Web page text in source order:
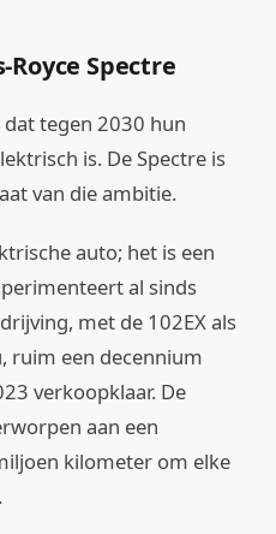
Spectre
dat tegen 2030 hun
is. De Spectre is
van die ambitie.
auto; het is een
al sinds
met de 102EX als
ruim een decennium
verkoopklaar. De
aan een
kilometer om elke